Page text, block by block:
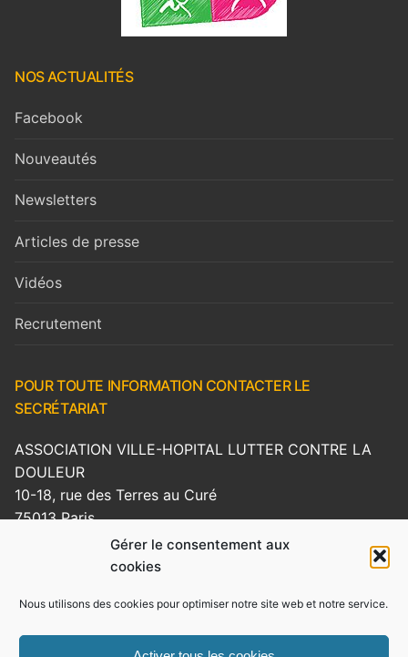
Gérer le consentement aux
cookies
Nous utilisons des cookies pour optimiser notre site web et notre service.
NOS ACTUALITÉS
Facebook
Nouveautés
Newsletters
Articles de presse
Vidéos
Recrutement
POUR TOUTE INFORMATION CONTACTER LE
SECRÉTARIAT
ASSOCIATION VILLE-HOPITAL LUTTER CONTRE LA
DOULEUR
10-18, rue des Terres au Curé
75013 Paris
Tel : 01 43 41 14 00 – Fax : 01 82 83 70 90
Site web :www.reseau-lcd.org